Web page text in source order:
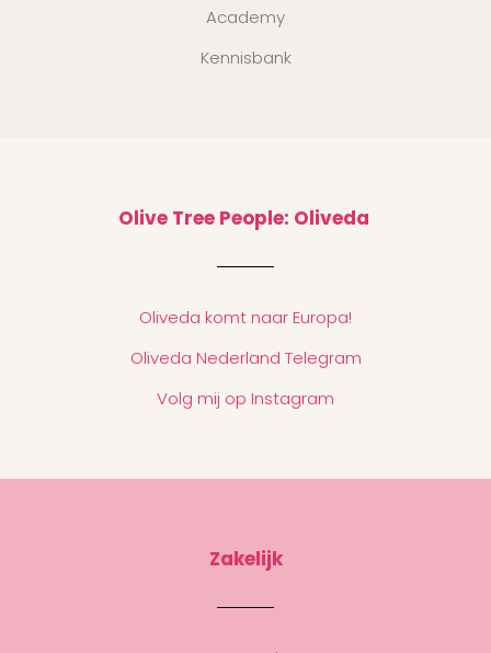
Academy
Kennisbank
Olive Tree People: Oliveda
Oliveda komt naar Europa!
Oliveda Nederland Telegram
Volg mij op Instagram
Zakelijk